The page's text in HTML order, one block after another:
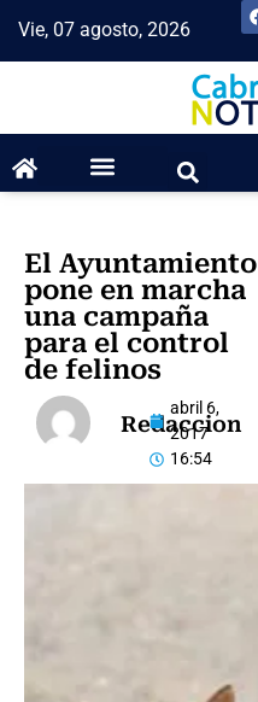
Vie, 07 agosto, 2026
El Ayuntamiento
pone en marcha
una campaña
para el control
de felinos
Redaccion
abril 6,
2017
16:54